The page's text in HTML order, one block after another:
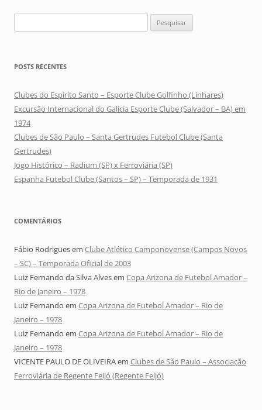
por:
POSTS RECENTES
Clubes do Espírito Santo – Esporte Clube Golfinho (Linhares)
Excursão Internacional do Galícia Esporte Clube (Salvador – BA) em
1974
Clubes de São Paulo – Santa Gertrudes Futebol Clube (Santa
Gertrudes)
Jogo Histórico – Radium (SP) x Ferroviária (SP)
Espanha Futebol Clube (Santos – SP) – Temporada de 1931
COMENTÁRIOS
Fábio Rodriguesem Clube Atlético Camponovense (Campos Novos
– SC) – Temporada Oficial de 2003
Luiz Fernando da Silva Alvesem Copa Arizona de Futebol Amador –
Rio de Janeiro – 1978
Luiz Fernando em Copa Arizona de Futebol Amador – Rio de
Janeiro – 1978
Luiz Fernando em Copa Arizona de Futebol Amador – Rio de
Janeiro – 1978
VICENTE PAULO DE OLIVEIRAem Clubes de São Paulo – Associação
Ferroviária de Regente Feijó (Regente Feijó)